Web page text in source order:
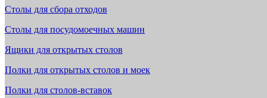
Столы для сбора отходов
Столы для посудомоечных машин
Ящики для открытых столов
Полки для открытых столов и моек
Полки для столов-вставок